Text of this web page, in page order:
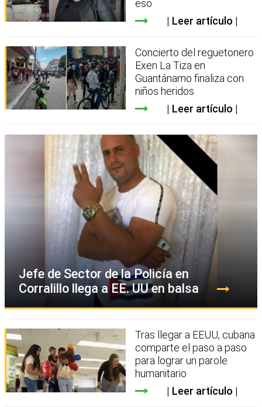
eso
Leer artículo
Concierto del reguetonero
Exen La Tiza en
Guantánamo finaliza con
niños heridos
Leer artículo
Jefe de Sector de la Policía en
Corralillo llega a EE. UU en balsa
Tras llegar a EEUU, cubana
comparte el paso a paso
para lograr un parole
humanitario
Leer artículo